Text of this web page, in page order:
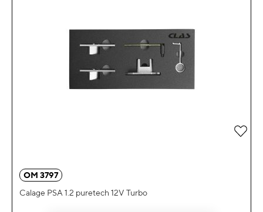
OM 3797
Calage PSA 1.2 puretech 12V Turbo